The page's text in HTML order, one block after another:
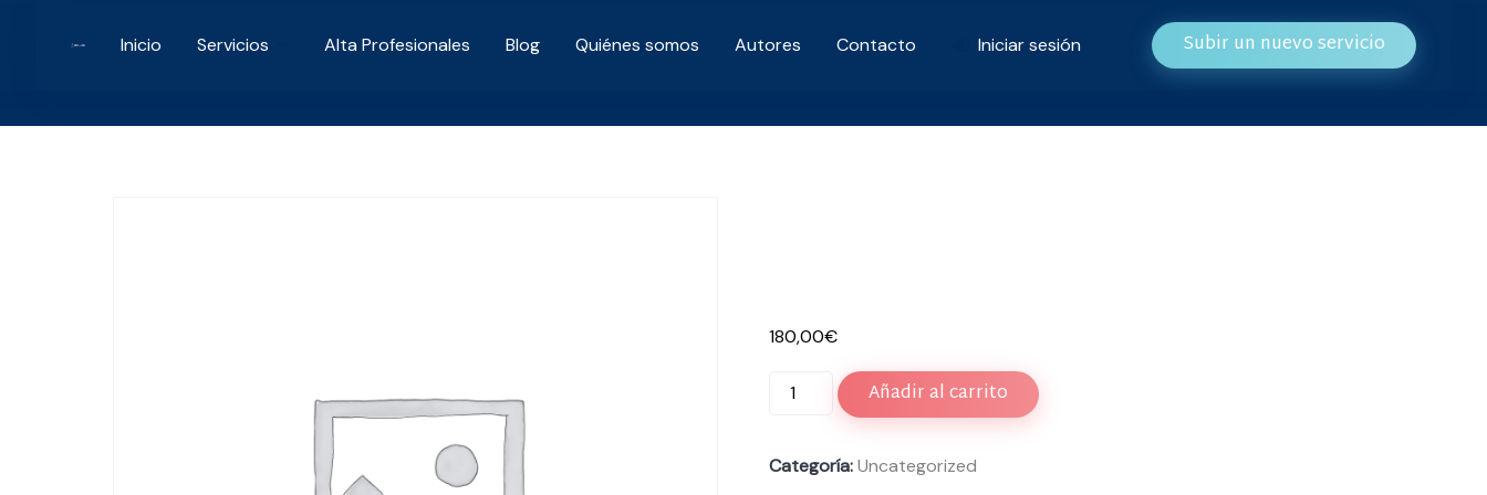
Inicio Servicios Alta Profesionales Blog Quiénes somos Autores Contacto Iniciar sesión Subir un nuevo servicio
180,00€
Diseño
libro
Añadir al carrito
Categoría:Uncategorized